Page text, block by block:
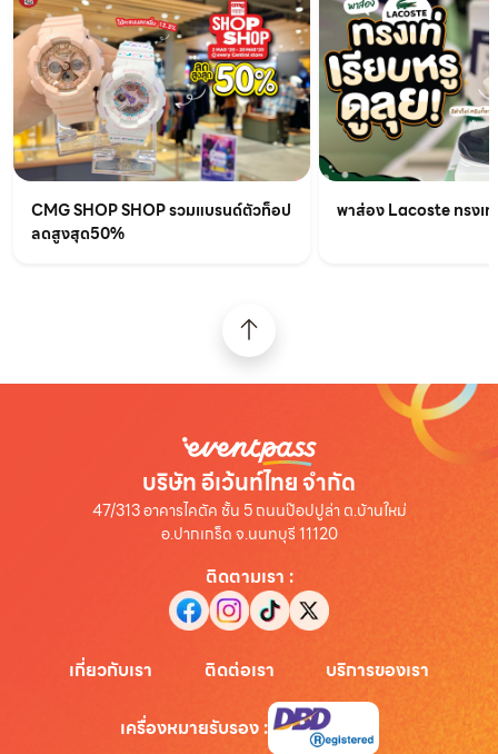
CMG SHOP SHOP รวมแบรนด์ตัวท็อป
ลดสูงสุด50%
พาส่อง Lacoste ทรงเ
บริษัท อีเว้นท์ไทย จำกัด
47/313 อาคารไคตัค ชั้น 5 ถนนป๊อปปูล่า ต.บ้านใหม่
อ.ปากเกร็ด จ.นนทบุรี 11120
ติดตามเรา :
เกี่ยวกับเรา ติดต่อเรา บริการของเรา
เครื่องหมายรับรอง: